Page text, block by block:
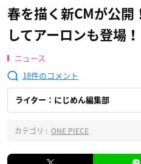
春を描く新CMが公開
してアーロンも登場！
ニュース
18
ライター：にじめん編集部
カテゴリ : ONE PIECE